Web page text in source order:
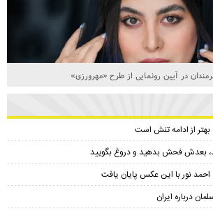
در آیین رونمایی از طرح «مهرورزی»
از ادامه تنش است
بعدش فحش بدهید و دروغ بگویید
نور با این عکس پایان یافت
درباره ایران